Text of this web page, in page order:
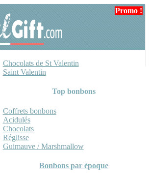
Chocolats de St Valentin
Saint Valentin
Top bonbons
Coffrets bonbons
Acidulés
Chocolats
Réglisse
Guimauve / Marshmallow
Bonbons par époque
Promo !
Promo !
Promo !